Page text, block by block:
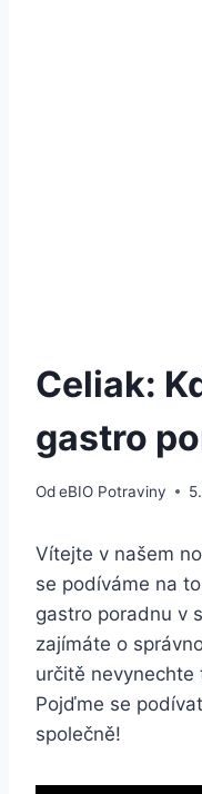
Celiak:
gastro
OdeBIO Potraviny
Vítejte v našem
se podíváme na
gastro poradnu⁣ v
zajímáte o
určitě nevynechte
Pojďme se
‍společně!